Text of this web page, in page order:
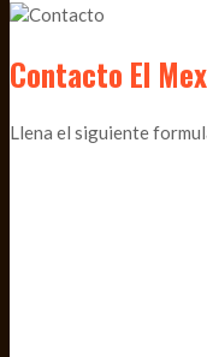
Contacto El
Llena el siguiente